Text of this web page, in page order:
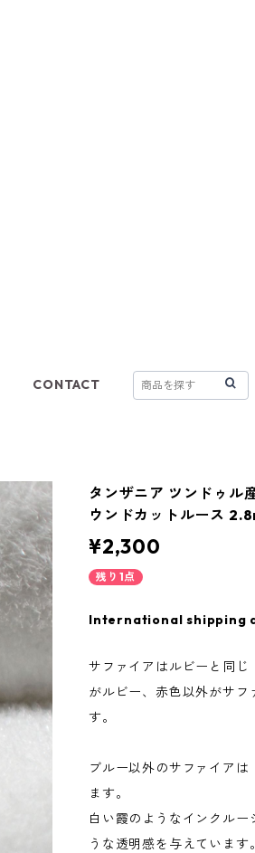
CONTACT
タンザニア ツンドゥル
ウンドカットルース
¥2,300
残り1点
International shipping
サファイアはルビーと同
がルビー、赤色以外がサ
す。
ブルー以外のサファイア
ます。
白い霞のようなインクル
うな透明感を与えています。